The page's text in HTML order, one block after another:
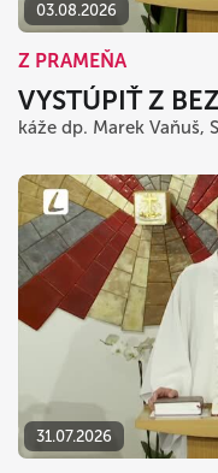
03.08.2026
Z PRAMEŇA
VYSTÚPIŤ Z
káže dp. Marek Vaňuš,
31.07.2026